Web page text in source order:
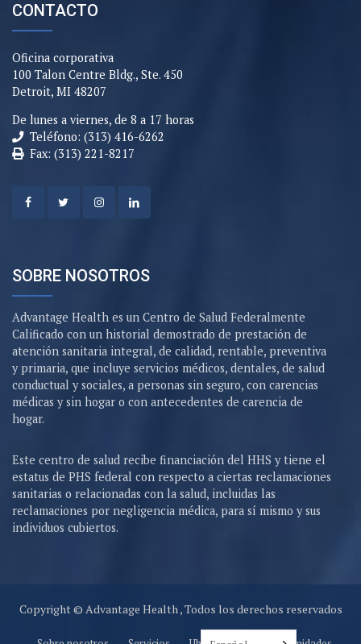
CONTACTO
Oficina corporativa
100 Talon Centre Bldg., Ste. 450
Detroit, MI 48207
De lunes a viernes, de 8 a 17 horas
Teléfono: (313) 416-6262
Fax: (313) 221-8217
SOBRE NOSOTROS
Advantage Health es un Centro de Salud Federalmente
Calificado con un historial demostrado de prestación de
atención sanitaria integral, de calidad, rentable, preventiva
y primaria, que incluye servicios médicos, dentales, de salud
conductual y sociales, a personas sin seguro, con carencias
médicas y sin hogar o con antecedentes de carencia de
hogar.
Este centro de salud recibe financiación del HHS y tiene el
estatus de PHS federal con respecto a ciertas reclamaciones
sanitarias o relacionadas con la salud, incluidas las
reclamaciones por negligencia médica, para sí mismo y sus
individuos cubiertos.
Copyright © Advantage Health , Todos los derechos reservados